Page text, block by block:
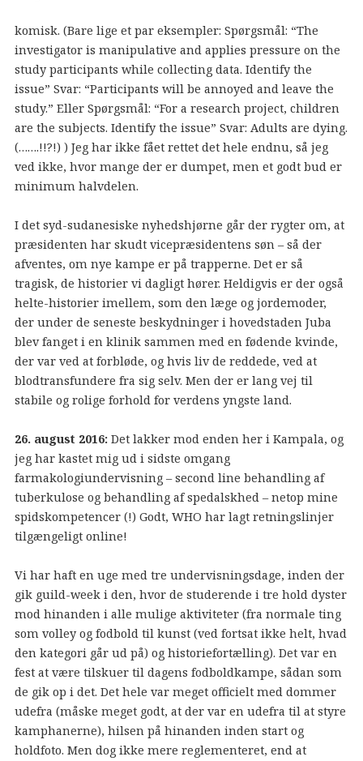
komisk. (Bare lige et par eksempler: Spørgsmål: “The
investigator is manipulative and applies pressure on the
study participants while collecting data. Identify the
issue” Svar: “Participants will be annoyed and leave the
study.” Eller Spørgsmål: “For a research project, children
are the subjects. Identify the issue” Svar: Adults are dying.
(…….!!?!) ) Jeg har ikke fået rettet det hele endnu, så jeg
ved ikke, hvor mange der er dumpet, men et godt bud er
minimum halvdelen.
I det syd-sudanesiske nyhedshjørne går der rygter om, at
præsidenten har skudt vicepræsidentens søn – så der
afventes, om nye kampe er på trapperne. Det er så
tragisk, de historier vi dagligt hører. Heldigvis er der også
helte-historier imellem, som den læge og jordemoder,
der under de seneste beskydninger i hovedstaden Juba
blev fanget i en klinik sammen med en fødende kvinde,
der var ved at forbløde, og hvis liv de reddede, ved at
blodtransfundere fra sig selv. Men der er lang vej til
stabile og rolige forhold for verdens yngste land.
26. august 2016:Det lakker mod enden her i Kampala, og
jeg har kastet mig ud i sidste omgang
farmakologiundervisning – second line behandling af
tuberkulose og behandling af spedalskhed – netop mine
spidskompetencer (!) Godt, WHO har lagt retningslinjer
tilgængeligt online!
Vi har haft en uge med tre undervisningsdage, inden der
gik guild-week i den, hvor de studerende i tre hold dyster
mod hinanden i alle mulige aktiviteter (fra normale ting
som volley og fodbold til kunst (ved fortsat ikke helt, hvad
den kategori går ud på) og historiefortælling). Det var en
fest at være tilskuer til dagens fodboldkampe, sådan som
de gik op i det. Det hele var meget officielt med dommer
udefra (måske meget godt, at der var en udefra til at styre
kamphanerne), hilsen på hinanden inden start og
holdfoto. Men dog ikke mere reglementeret, end at